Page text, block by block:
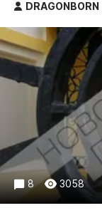
Статьи
Авто и
Криминал
Культура
Погода
DRAGONBORN
8 3058